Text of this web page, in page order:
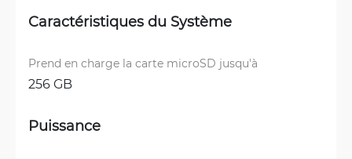
Caractéristiques du Système
Prend en charge la carte microSD jusqu'à
256 GB
Puissance